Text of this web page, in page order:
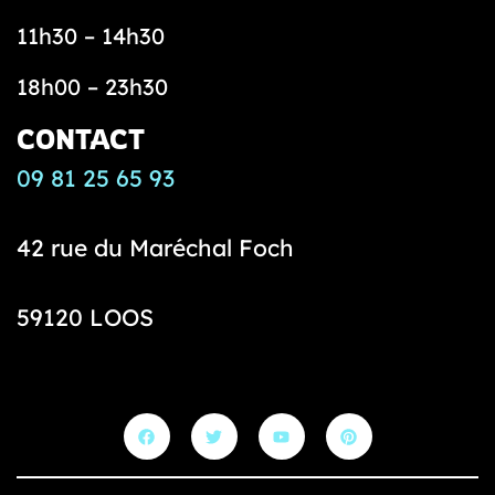
11h30 – 14h30
18h00 – 23h30
CONTACT
09 81 25 65 93
42 rue du Maréchal Foch
59120 LOOS